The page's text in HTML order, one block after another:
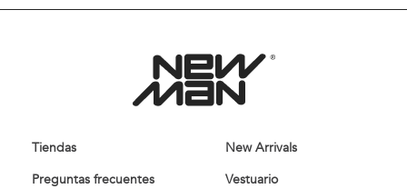
Tiendas
Preguntas frecuentes
New Arrivals
Vestuario